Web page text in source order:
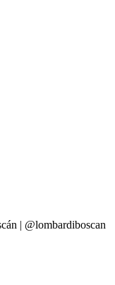
| @lombardiboscan